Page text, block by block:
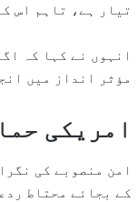
تیار ہے، تاہم اس
انہوں نے کہا کہ
مؤثر انداز میں
امریکی
امن منصوبے کی
کے بجائے محتاط